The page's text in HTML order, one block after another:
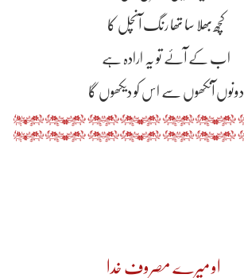
کچھ بھلا سا تھا رنگ آنچل کا
اب کے آۓ تو یہ ارادہ ہے
دونوں آنکھوں سے اس کو دیکھوں گا
او میرے مصروف خدا